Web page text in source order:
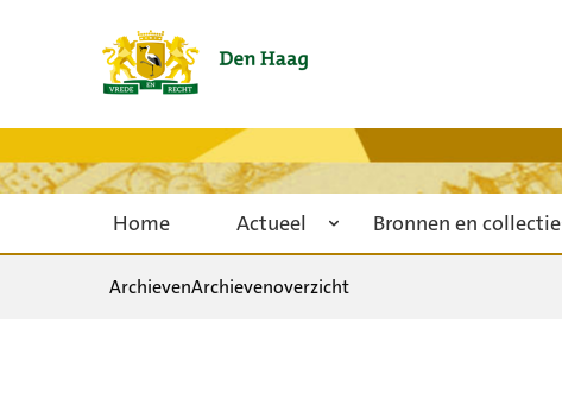
Home Actueel Bronnen en
ArchievenArchievenoverzicht